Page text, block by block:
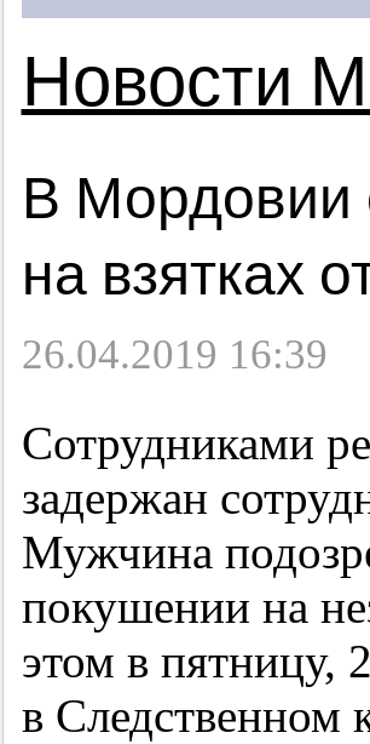
Новости
В Мордовии
на взятках
26.04.2019 16:39
Сотрудниками
задержан
Мужчина
покушении на
этом в
в Следственном